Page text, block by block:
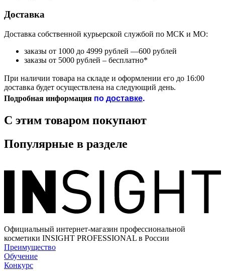
Доставка
Доставка собственной курьерской службой по МСК и МО:
заказы от 1000 до 4999 рублей —600 рублей
заказы от 5000 рублей – бесплатно*
При наличии товара на складе и оформлении его до 16:00
доставка будет осуществлена на следующий день.
Подробная информация подоставке.
С этим товаром покупают
Популярные в разделе
Официальный интернет-магазин профессиональной
косметики INSIGHT PROFESSIONAL в России
Преимущество
Обучение
Конкурс